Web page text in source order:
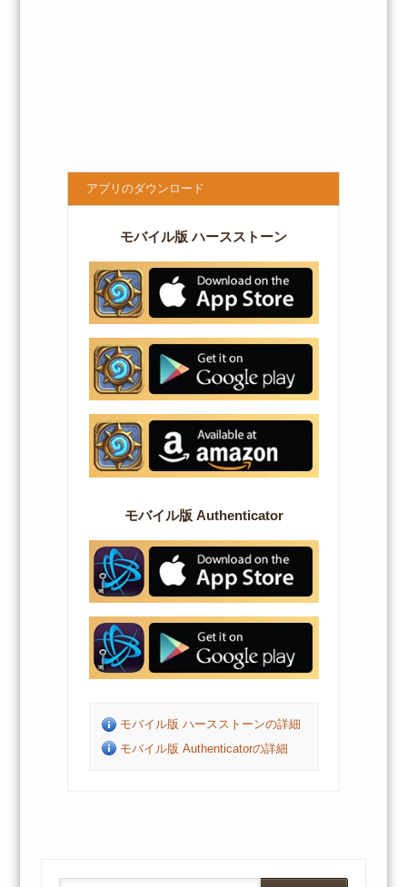
アプリのダウンロード
モバイル版 ハースストーン
モバイル版 Authenticator
モバイル版 ハースストーンの詳細
モバイル版 Authenticatorの詳細